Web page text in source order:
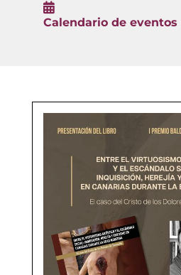

Calendario de eventos